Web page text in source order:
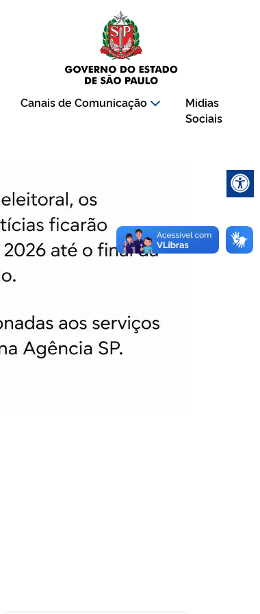
Canais de Comunicação
Midias
Sociais